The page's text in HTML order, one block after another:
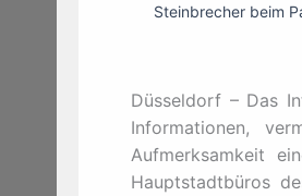
Steinbrecher beim
Düsseldorf – Das
Informationen,
Aufmerksamkeit
Hauptstadtbüros